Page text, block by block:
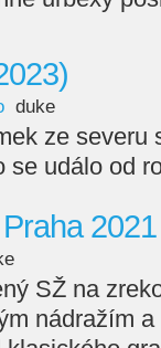
duke
ze severu
se událo od
2021
SŽ na
nádražím